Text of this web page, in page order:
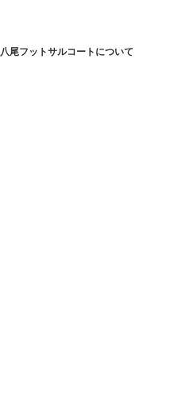
八尾フットサルコートについて